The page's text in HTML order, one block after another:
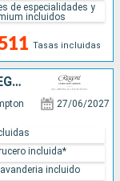
Tasas incluidas
de especialidades y
incluidos
REINO UNIDO, FÉROES (ISLAS), NORUEGA, SUECIA, DINAMARCA
27/06/2027
incluida*
incluido